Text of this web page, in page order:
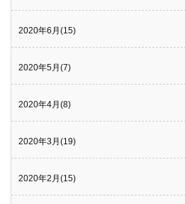
2020年6月(15)
2020年5月(7)
2020年4月(8)
2020年3月(19)
2020年2月(15)